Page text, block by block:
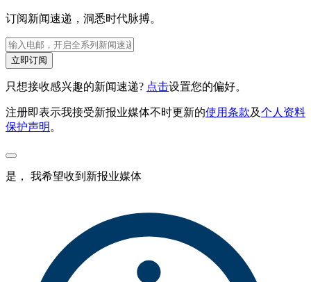
订阅新闻速递，洞悉时代脉搏。
立即订阅
只想接收感兴趣的新闻速递? 点击设置您的偏好。
注册即表示我接受新报业媒体不时更新的使用条款及个人资料
保护声明 。
是， 我希望收到新报业媒体